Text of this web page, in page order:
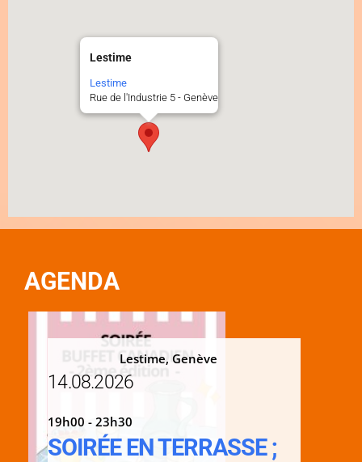
Lestime
Lestime
Rue de l'Industrie 5 - Genève
AGENDA
Lestime, Genève
14.08.2026
19h00 - 23h30
SOIRÉE EN TERRASSE ;